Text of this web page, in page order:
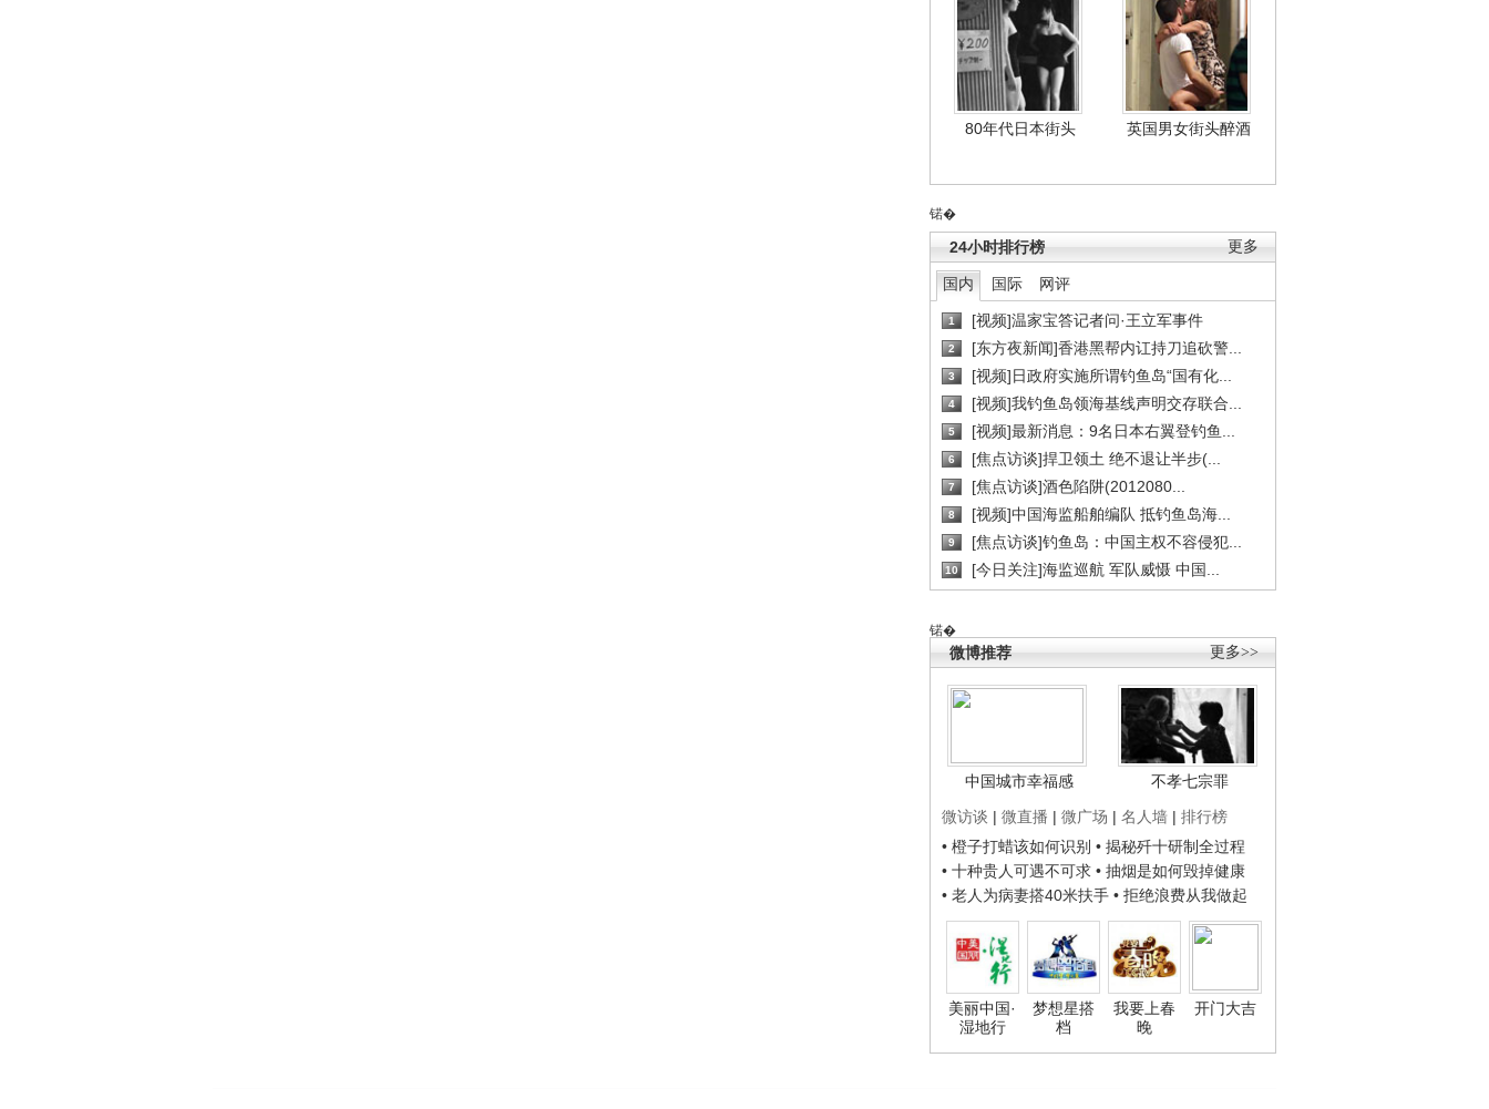
80年代日本街头 英国男女街头醉酒
锘�
更多
24小时排行榜
国内 国际 网评
1 [视频]温家宝答记者问·王立军事件
2 [东方夜新闻]香港黑帮内讧持刀追砍警...
3 [视频]日政府实施所谓钓鱼岛“国有化...
4 [视频]我钓鱼岛领海基线声明交存联合...
5 [视频]最新消息：9名日本右翼登钓鱼...
6 [焦点访谈]捍卫领土 绝不退让半步(...
7 [焦点访谈]酒色陷阱(2012080...
8 [视频]中国海监船舶编队 抵钓鱼岛海...
9 [焦点访谈]钓鱼岛：中国主权不容侵犯...
10 [今日关注]海监巡航 军队威慑 中国...
锘�
更多>>
微博推荐
中国城市幸福感
不孝七宗罪
微访谈 | 微直播 | 微广场 | 名人墙 | 排行榜
• 橙子打蜡该如何识别 • 揭秘歼十研制全过程
• 十种贵人可遇不可求 • 抽烟是如何毁掉健康
• 老人为病妻搭40米扶手 • 拒绝浪费从我做起
美丽中国·
湿地行
梦想星搭
档
我要上春
晚
开门大吉